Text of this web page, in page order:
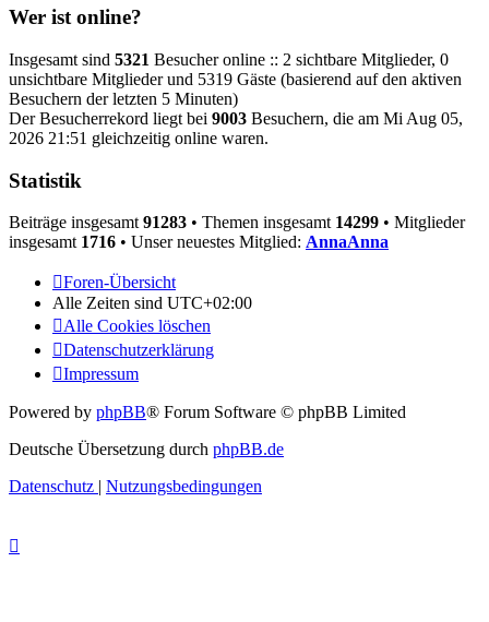
Wer ist online?
Insgesamt sind 5321 Besucher online :: 2 sichtbare Mitglieder, 0
unsichtbare Mitglieder und 5319 Gäste (basierend auf den aktiven
Besuchern der letzten 5 Minuten)
Der Besucherrekord liegt bei 9003 Besuchern, die am Mi Aug 05,
2026 21:51 gleichzeitig online waren.
Statistik
Beiträge insgesamt 91283 • Themen insgesamt 14299 • Mitglieder
insgesamt 1716 • Unser neuestes Mitglied: AnnaAnna
Foren-Übersicht
Alle Zeiten sind UTC+02:00
Alle Cookies löschen
Datenschutzerklärung
Impressum
Powered by phpBB® Forum Software © phpBB Limited
Deutsche Übersetzung durch phpBB.de
Datenschutz | Nutzungsbedingungen